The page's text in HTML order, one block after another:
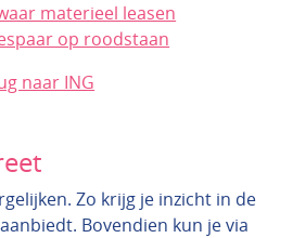
materieel leasen
op roodstaan
naar ING
Zo krijg je inzicht in de
Bovendien kun je via